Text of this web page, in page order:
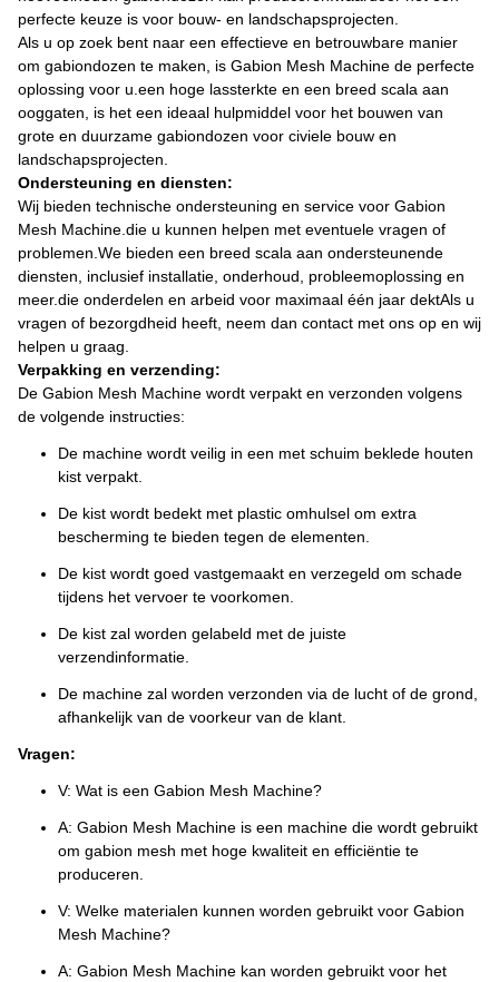
perfecte keuze is voor bouw- en landschapsprojecten.
Als u op zoek bent naar een effectieve en betrouwbare manier
om gabiondozen te maken, is Gabion Mesh Machine de perfecte
oplossing voor u.een hoge lassterkte en een breed scala aan
ooggaten, is het een ideaal hulpmiddel voor het bouwen van
grote en duurzame gabiondozen voor civiele bouw en
landschapsprojecten.
Ondersteuning en diensten:
Wij bieden technische ondersteuning en service voor Gabion
Mesh Machine.die u kunnen helpen met eventuele vragen of
problemen.We bieden een breed scala aan ondersteunende
diensten, inclusief installatie, onderhoud, probleemoplossing en
meer.die onderdelen en arbeid voor maximaal één jaar dektAls u
vragen of bezorgdheid heeft, neem dan contact met ons op en wij
helpen u graag.
Verpakking en verzending:
De Gabion Mesh Machine wordt verpakt en verzonden volgens
de volgende instructies:
De machine wordt veilig in een met schuim beklede houten
kist verpakt.
De kist wordt bedekt met plastic omhulsel om extra
bescherming te bieden tegen de elementen.
De kist wordt goed vastgemaakt en verzegeld om schade
tijdens het vervoer te voorkomen.
De kist zal worden gelabeld met de juiste
verzendinformatie.
De machine zal worden verzonden via de lucht of de grond,
afhankelijk van de voorkeur van de klant.
Vragen:
V: Wat is een Gabion Mesh Machine?
A: Gabion Mesh Machine is een machine die wordt gebruikt
om gabion mesh met hoge kwaliteit en efficiëntie te
produceren.
V: Welke materialen kunnen worden gebruikt voor Gabion
Mesh Machine?
A: Gabion Mesh Machine kan worden gebruikt voor het